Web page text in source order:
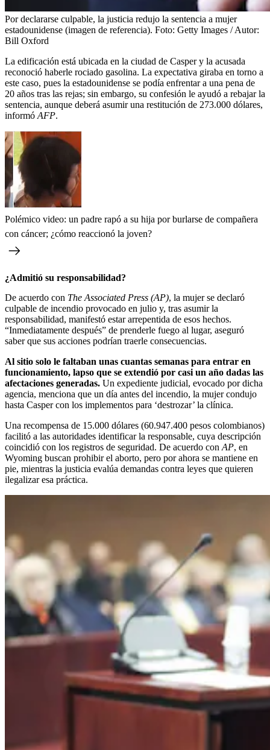
Por declararse culpable, la justicia redujo la sentencia a mujer
estadounidense (imagen de referencia). Foto: Getty Images / Autor:
Bill Oxford
La edificación está ubicada en la ciudad de Casper y la acusada
reconoció haberle rociado gasolina. La expectativa giraba en torno a
este caso, pues la estadounidense se podía enfrentar a una pena de
20 años tras las rejas; sin embargo, su confesión le ayudó a rebajar la
sentencia, aunque deberá asumir una restitución de 273.000 dólares,
informó AFP.
Polémico video: un padre rapó a su hija por burlarse de compañera
con cáncer; ¿cómo reaccionó la joven?
¿Admitió su responsabilidad?
De acuerdo con The Associated Press (AP), la mujer se declaró
culpable de incendio provocado en julio y, tras asumir la
responsabilidad, manifestó estar arrepentida de esos hechos.
“Inmediatamente después” de prenderle fuego al lugar, aseguró
saber que sus acciones podrían traerle consecuencias.
Al sitio solo le faltaban unas cuantas semanas para entrar en
funcionamiento, lapso que se extendió por casi un año dadas las
afectaciones generadas. Un expediente judicial, evocado por dicha
agencia, menciona que un día antes del incendio, la mujer condujo
hasta Casper con los implementos para ‘destrozar’ la clínica.
Una recompensa de 15.000 dólares (60.947.400 pesos colombianos)
facilitó a las autoridades identificar la responsable, cuya descripción
coincidió con los registros de seguridad. De acuerdo con AP, en
Wyoming buscan prohibir el aborto, pero por ahora se mantiene en
pie, mientras la justicia evalúa demandas contra leyes que quieren
ilegalizar esa práctica.